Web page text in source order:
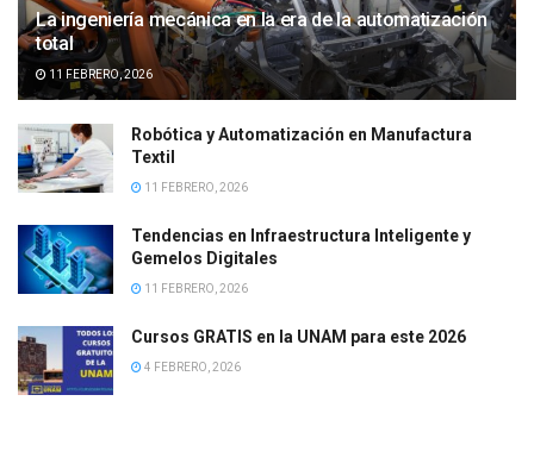
La ingeniería mecánica en la era de la automatización
total
11 FEBRERO, 2026
Robótica y Automatización en Manufactura
Textil
11 FEBRERO, 2026
Tendencias en Infraestructura Inteligente y
Gemelos Digitales
11 FEBRERO, 2026
Cursos GRATIS en la UNAM para este 2026
4 FEBRERO, 2026